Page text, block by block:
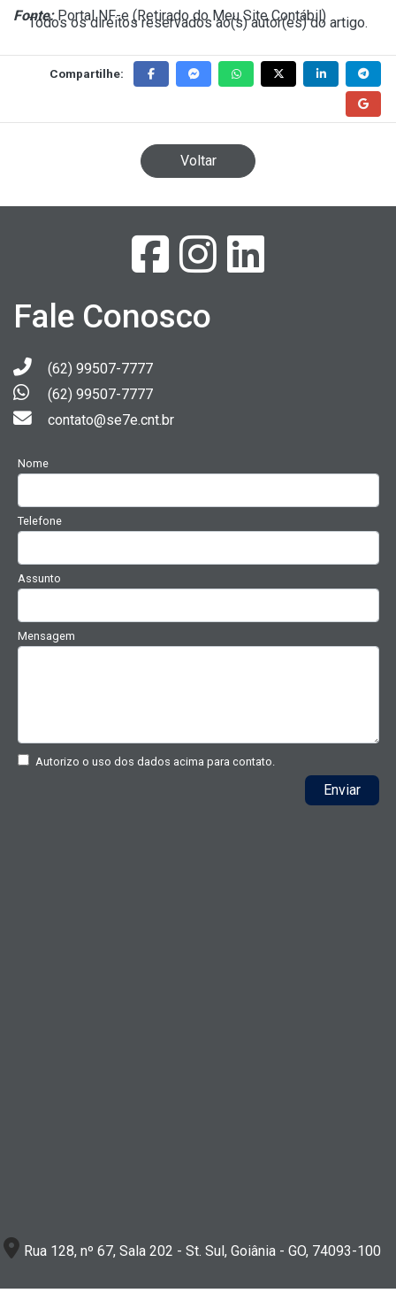
Fonte:Portal NF-e (Retirado do Meu Site Contábil)
Todos os direitos reservados ao(s) autor(es) do artigo.
Compartilhe:
Voltar
Fale Conosco
(62) 99507-7777
(62) 99507-7777
contato@se7e.cnt.br
Nome
Telefone
Assunto
Mensagem
Autorizo o uso dos dados acima para contato.
Enviar
Rua 128, nº 67, Sala 202 - St. Sul, Goiânia - GO, 74093-100